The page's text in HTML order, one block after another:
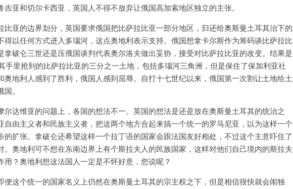
亚和切尔卡西亚，英国人不得不放弃让俄国高加索地区独立的主张。
比亚的边界划分，英国要求俄国把比萨拉比亚一部分地区，归还给奥斯曼土耳其治下的
得以任何方式进入多瑙河，这点奥地利表示支持。俄国想拿卡尔斯作为筹码谈比萨拉比
拿破仑三世还是压俄国谈判代表奥尔洛夫做出妥协，接受对比萨拉比亚的改变。结果是
手里抢到的比萨拉比亚的三分之一土地，包括多瑙河三角洲，但是保住了保加利亚社
奥地利人感到了胜利，俄国人感到屈辱。自打十七世纪以来，俄国第一次割让土地给土
。
尔达维亚的问题上，各国的想法不一。英国的想法是还是放在奥斯曼土耳其的统治之
自由主义者和民族主义者，把这两个地方合起来搞一个统一的罗马尼亚，以为这样一个
的扩张。拿破仑还希望这样一个拉丁语的国家会跟法国友好相处，不过这个主意吓住了
。奥地利可不想在东南边界上有个斯拉夫人的民族国家，这样对他们自己境内的斯拉夫
用？奥地利想这法国人一定是不怀好意，您说呢？
便这个统一的国家名义上仍然在奥斯曼土耳其的宗主权之下，但是相信很快就会闹独